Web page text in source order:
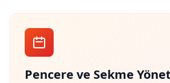
Pencere ve Sekme